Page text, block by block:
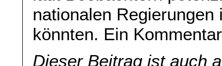
nationalen
könnten. Ein
Dieser Beitrag ist auch